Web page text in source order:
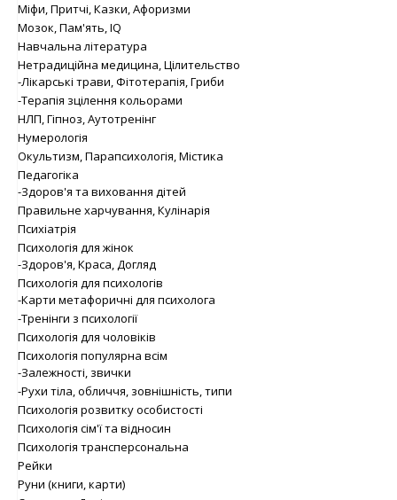
Міфи, Притчі, Казки, Афоризми
Мозок, Пам'ять, IQ
Навчальна література
Нетрадиційна медицина, Цілительство
-Лікарські трави, Фітотерапія, Гриби
-Терапія зцілення кольорами
НЛП, Гіпноз, Аутотренінг
Нумерологія
Окультизм, Парапсихологія, Містика
Педагогіка
-Здоров'я та виховання дітей
Правильне харчування, Кулінарія
Психіатрія
Психологія для жінок
-Здоров'я, Краса, Догляд
Психологія для психологів
-Карти метафоричні для психолога
-Тренінги з психології
Психологія для чоловіків
Психологія популярна всім
-Залежності, звички
-Рухи тіла, обличчя, зовнішність, типи
Психологія розвитку особистості
Психологія сім'ї та відносин
Психологія трансперсональна
Рейки
Руни (книги, карти)